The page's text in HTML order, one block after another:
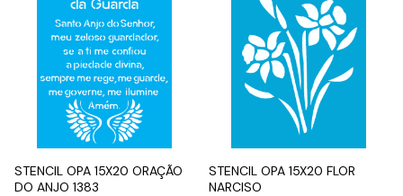
STENCIL OPA 15X20 ORAÇÃO
DO ANJO 1383
STENCIL OPA 15X20 FLOR
NARCISO